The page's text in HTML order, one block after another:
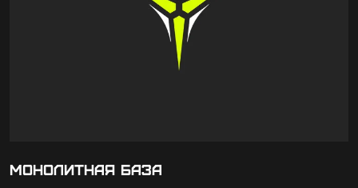
МОНОЛИТНАЯ БАЗА